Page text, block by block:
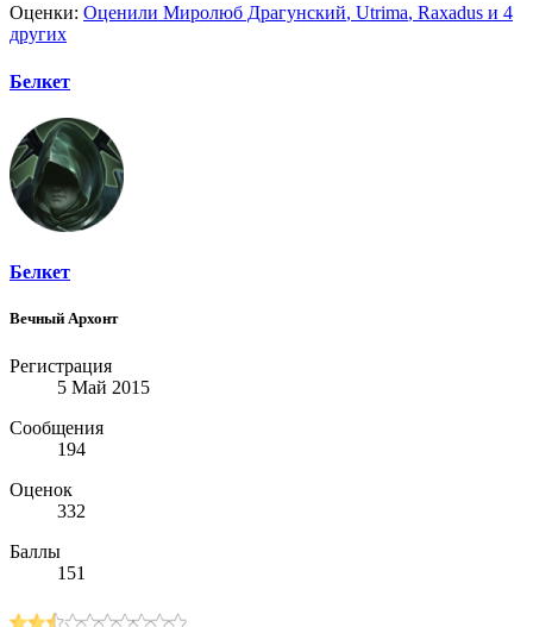
Оценки: Оценили Миролюб Драгунский, Utrima, Raxadus и 4
других
Белкет
Белкет
Вечный Архонт
Регистрация
5 Май 2015
Сообщения
194
Оценок
332
Баллы
151